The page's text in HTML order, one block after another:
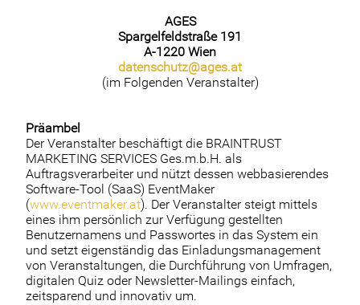
AGES
Spargelfeldstraße 191
A-1220 Wien
datenschutz@ages.at
(im Folgenden Veranstalter)
Präambel
Der Veranstalter beschäftigt die BRAINTRUST
MARKETING SERVICES Ges.m.b.H. als
Auftragsverarbeiter und nützt dessen webbasierendes
Software-Tool (SaaS) EventMaker
(www.eventmaker.at). Der Veranstalter steigt mittels
eines ihm persönlich zur Verfügung gestellten
Benutzernamens und Passwortes in das System ein
und setzt eigenständig das Einladungsmanagement
von Veranstaltungen, die Durchführung von Umfragen,
digitalen Quiz oder Newsletter-Mailings einfach,
zeitsparend und innovativ um.